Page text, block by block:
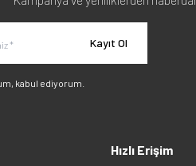
Kayıt Ol
kabul ediyorum.
Hızlı Erişim